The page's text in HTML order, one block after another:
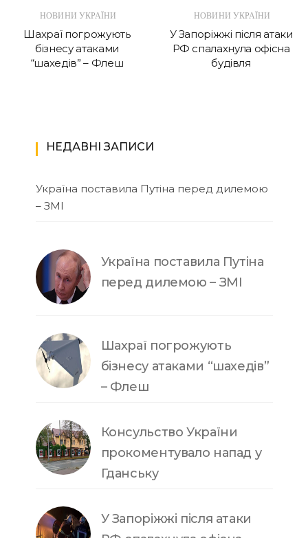
НОВИНИ УКРАЇНИ
Шахраї погрожують
бізнесу атаками
“шахедів” – Флеш
НОВИНИ УКРАЇНИ
У Запоріжжі після атаки
РФ спалахнула офісна
будівля
НЕДАВНІ ЗАПИСИ
Україна поставила Путіна перед дилемою
– ЗМІ
Україна поставила Путіна
перед дилемою – ЗМІ
Шахраї погрожують
бізнесу атаками “шахедів”
– Флеш
Консульство України
прокоментувало напад у
Гданську
У Запоріжжі після атаки